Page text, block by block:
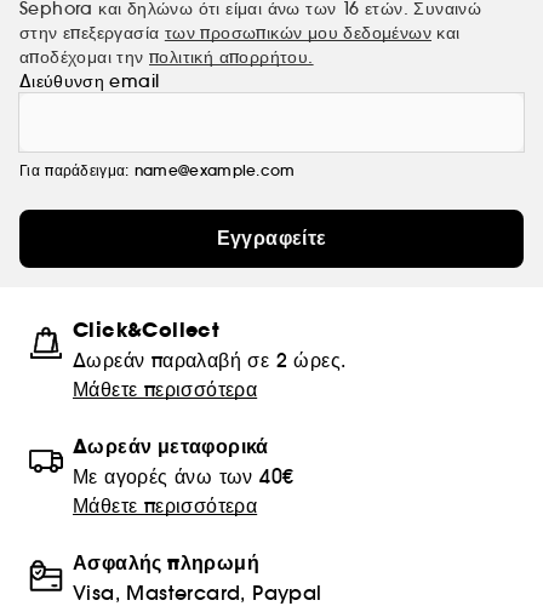
Sephora και δηλώνω ότι είμαι άνω των 16 ετών. Συναινώ
στην επεξεργασία των προσωπικών μου δεδομένων και
αποδέχομαι την πολιτική απορρήτου.
Διεύθυνση email
Για παράδειγμα: name@example.com
Εγγραφείτε
Click&Collect
Δωρεάν παραλαβή σε 2 ώρες.
Μάθετε περισσότερα
Δωρεάν μεταφορικά
Με αγορές άνω των 40€
Μάθετε περισσότερα
Ασφαλής πληρωμή
Visa, Mastercard, Paypal